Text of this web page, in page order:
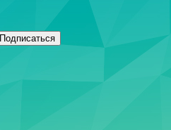
Подписаться